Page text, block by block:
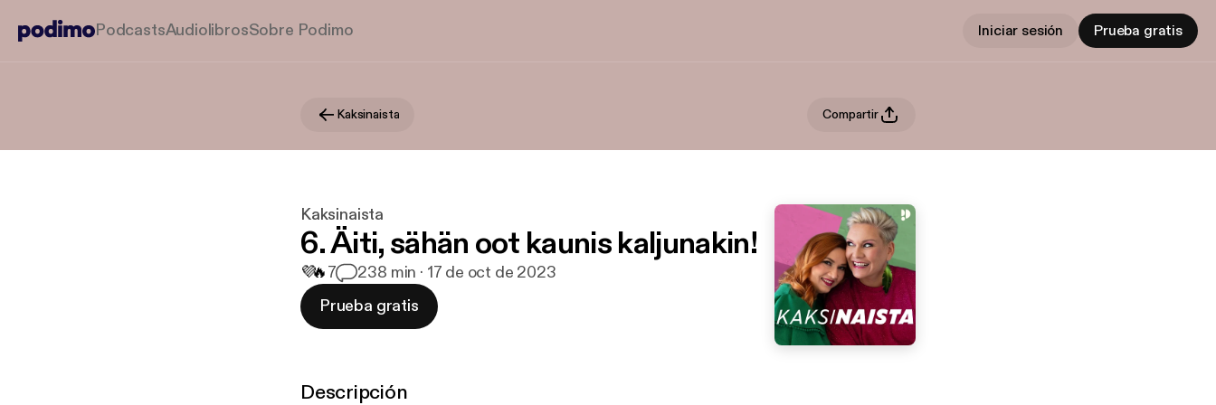
PodcastsAudiolibrosSobre Podimo Iniciar sesión Prueba gratis
Kaksinaista Compartir
Kaksinaista
6. Äiti, sähän oot kaunis kaljunakin!
💜🔥7 238 min · 17 de oct de 2023
Prueba gratis
Descripción